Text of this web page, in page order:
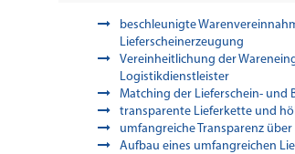
beschleunigte
Lieferscheinerzeugung
Vereinheitlichung der
Logistikdienstleister
Matching der Lieferschein- und
transparente Lieferkette und
umfangreiche Transparenz
Aufbau eines umfangreichen